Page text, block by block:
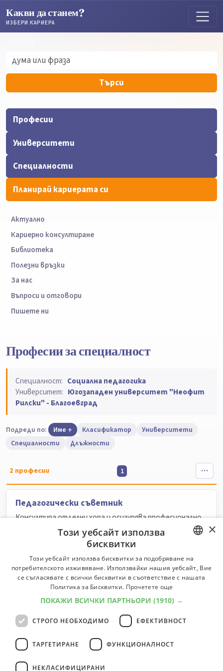
Какви да станем?
ИЗБЕРИ КАРИЕРА
Търси
Професии
Университети
Специалности
Планирай кариерата си
Актуално
Кариерно консултиране
Библиотека
Полезни връзки
За нас
Въпроси и отговори
Пишете ни
Професии за специалност
Специалност: Социална педагогика
Университет: Югозападен университет "Неофит
Рилски" - Благоевград
Подреди по: Име Класификатор
Университети
Специалности
Длъжности
2 професии 1
Педагогически съветник
Консултира отделни хора и осигурява професионално
групово обучение.
Специалности:14
Университети Специалности
Учител в общообразователно училище
Планира, подготвя и провежда обучението по
Класификатор:6000Университети:10 Специалности: 96
BULGARIAN
ENGLISH
×
Този уебсайт използва
бисквитки
Този уебсайт използва бисквитки за подобряване на
потребителското изживяване. Използвайки нашия уебсайт, Вие
се съгласявате с всички бисквитки в съответствие с нашата
Политика за Бисквитки. Прочетете още
ПОКАЖИ ВСИЧКИ ПАРТНЬОРИ (1910) →
СТРОГО НЕОБХОДИМО ЕФЕКТИВНОСТ
ТАРГЕТИРАНЕ ФУНКЦИОНАЛНОСТ
НЕКЛАСИФИЦИРАНИ